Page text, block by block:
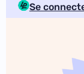
Se